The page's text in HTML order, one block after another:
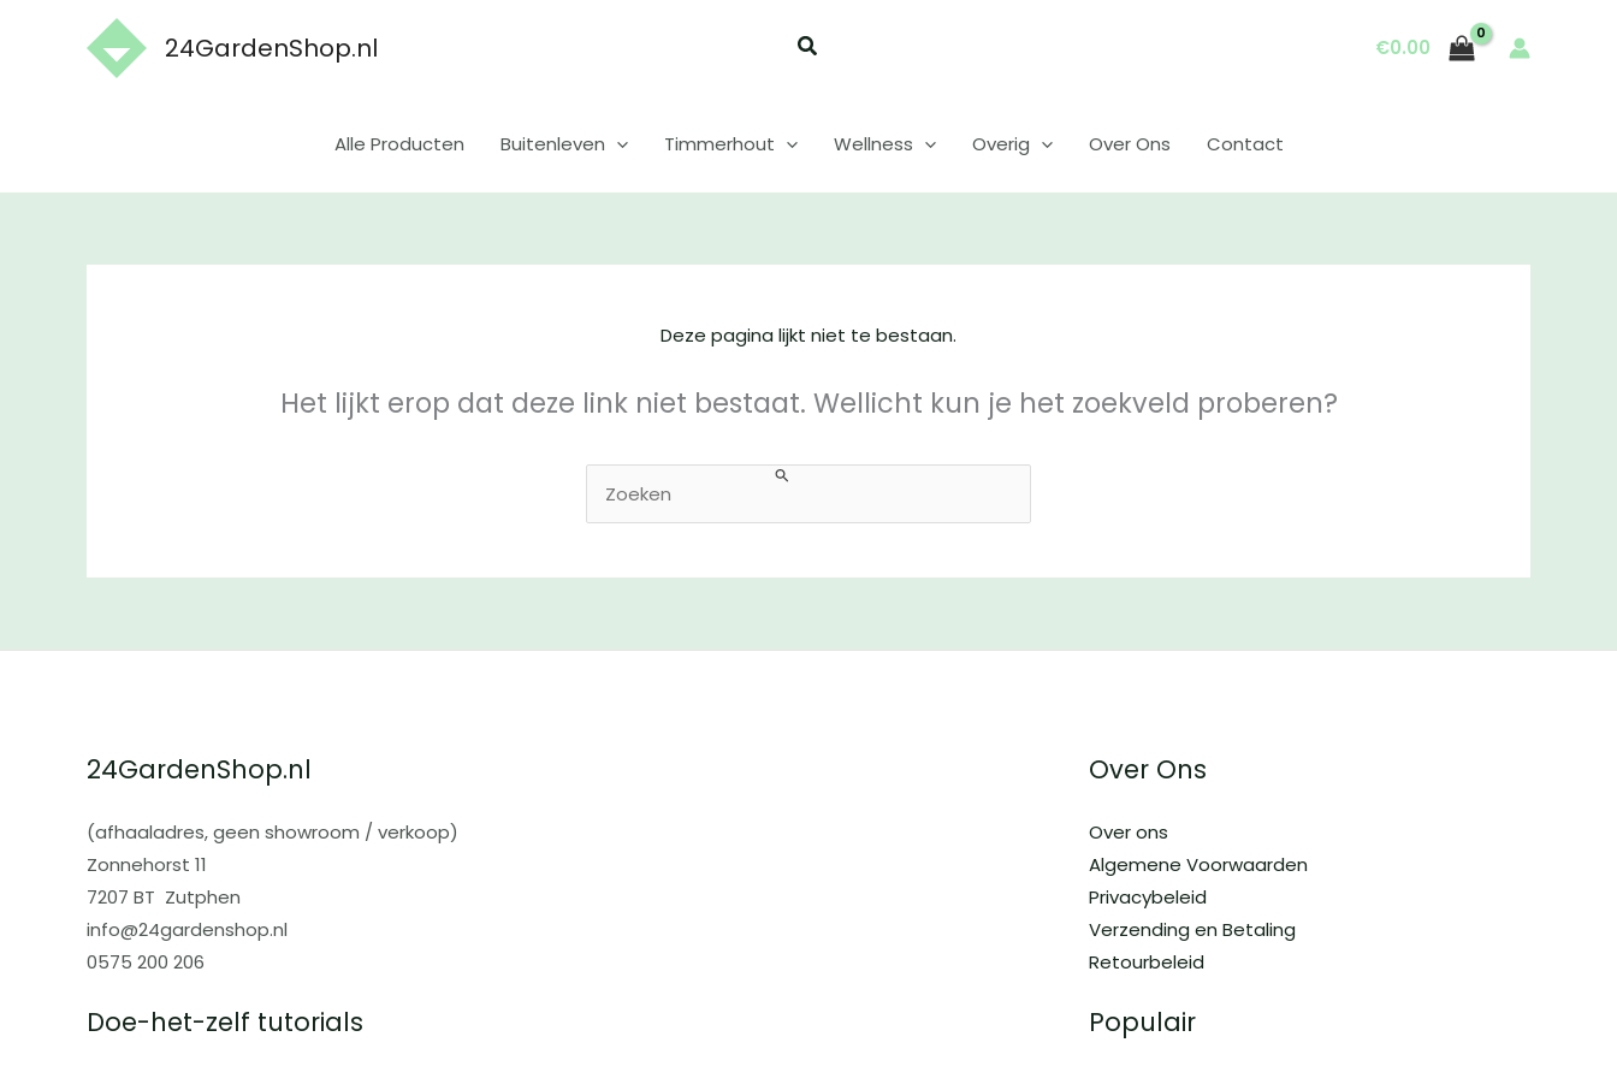
24GardenShop.nl €0.00
Alle Producten Buitenleven Timmerhout Wellness Overig Over Ons Contact
Deze pagina lijkt niet te bestaan.
Het lijkt erop dat deze link niet bestaat. Wellicht kun je het zoekveld proberen?
24GardenShop.nl
(afhaaladres, geen showroom / verkoop)
Zonnehorst 11
7207 BT Zutphen
info@24gardenshop.nl
0575 200 206
Doe-het-zelf tutorials
Over Ons
Over ons
Algemene Voorwaarden
Privacybeleid
Verzending en Betaling
Retourbeleid
Populair